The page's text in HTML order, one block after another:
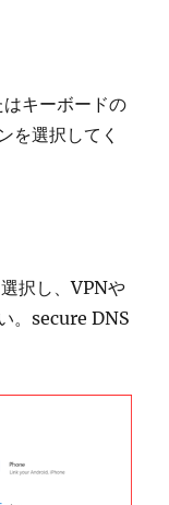
キーボードの
を選択してく
択し、VPNや
。secure DNS